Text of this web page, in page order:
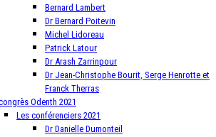
Bernard Lambert
Dr Bernard Poitevin
Michel Lidoreau
Patrick Latour
Dr Arash Zarrinpour
Dr Jean-Christophe Bourit, Serge Henrotte et
Franck Therras
Odenth 2021
Les conférenciers 2021
Dr Danielle Dumonteil